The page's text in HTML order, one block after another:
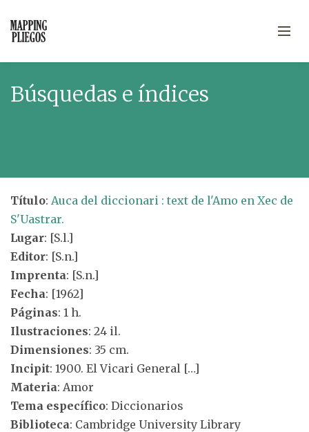
Búsquedas e índices
Título: Auca del diccionari : text de l'Amo en Xec de
S'Uastrar.
Lugar: [S.l.]
Editor: [S.n.]
Imprenta: [S.n.]
Fecha: [1962]
Páginas: 1 h.
Ilustraciones: 24 il.
Dimensiones: 35 cm.
Incipit: 1900. El Vicari General […]
Materia: Amor
Tema específico: Diccionarios
Biblioteca: Cambridge University Library